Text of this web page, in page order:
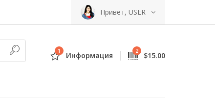
Привет, USER
1 Информация 2 $15.00